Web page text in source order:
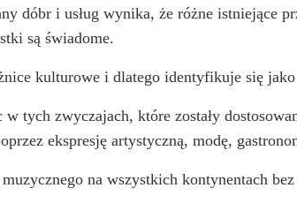
dóbr i usług wynika, że różne istniejące
są świadome.
kulturowe i dlatego identyfikuje się
tych zwyczajach, które zostały
ekspresję artystyczną, modę,
muzycznego na wszystkich kontynentach